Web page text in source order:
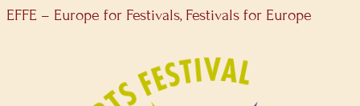
EFFE – Europe for Festivals, Festivals for Europe